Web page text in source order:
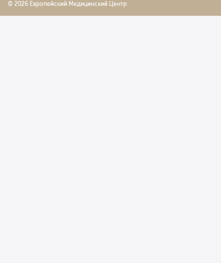
© 2026 Европейский Медицинский Центр